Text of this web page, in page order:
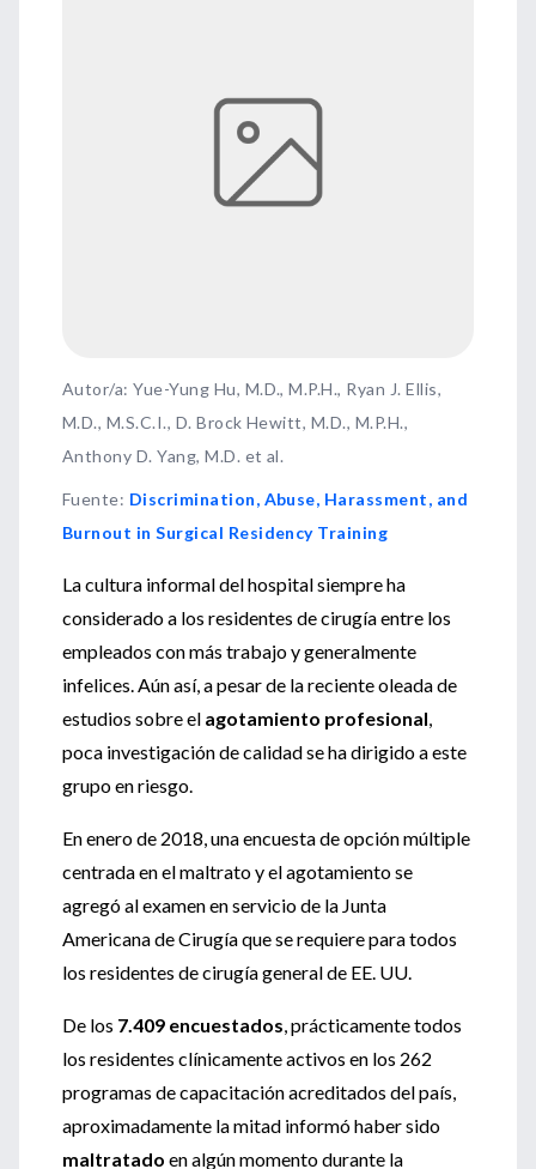
Autor/a: Yue-Yung Hu, M.D., M.P.H., Ryan J. Ellis,
M.D., M.S.C.I., D. Brock Hewitt, M.D., M.P.H.,
Anthony D. Yang, M.D. et al.
Fuente: Discrimination, Abuse, Harassment, and
Burnout in Surgical Residency Training
La cultura informal del hospital siempre ha
considerado a los residentes de cirugía entre los
empleados con más trabajo y generalmente
infelices. Aún así, a pesar de la reciente oleada de
estudios sobre el agotamiento profesional,
poca investigación de calidad se ha dirigido a este
grupo en riesgo.
En enero de 2018, una encuesta de opción múltiple
centrada en el maltrato y el agotamiento se
agregó al examen en servicio de la Junta
Americana de Cirugía que se requiere para todos
los residentes de cirugía general de EE. UU.
De los 7.409 encuestados, prácticamente todos
los residentes clínicamente activos en los 262
programas de capacitación acreditados del país,
aproximadamente la mitad informó haber sido
maltratado en algún momento durante la